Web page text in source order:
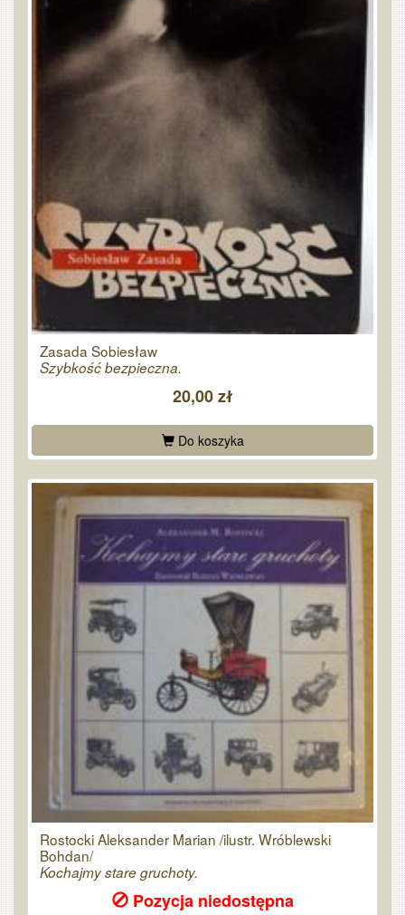
Zasada Sobiesław
Szybkość bezpieczna.
20,00 zł
Do koszyka
Rostocki Aleksander Marian /ilustr. Wróblewski
Bohdan/
Kochajmy stare gruchoty.
Pozycja niedostępna